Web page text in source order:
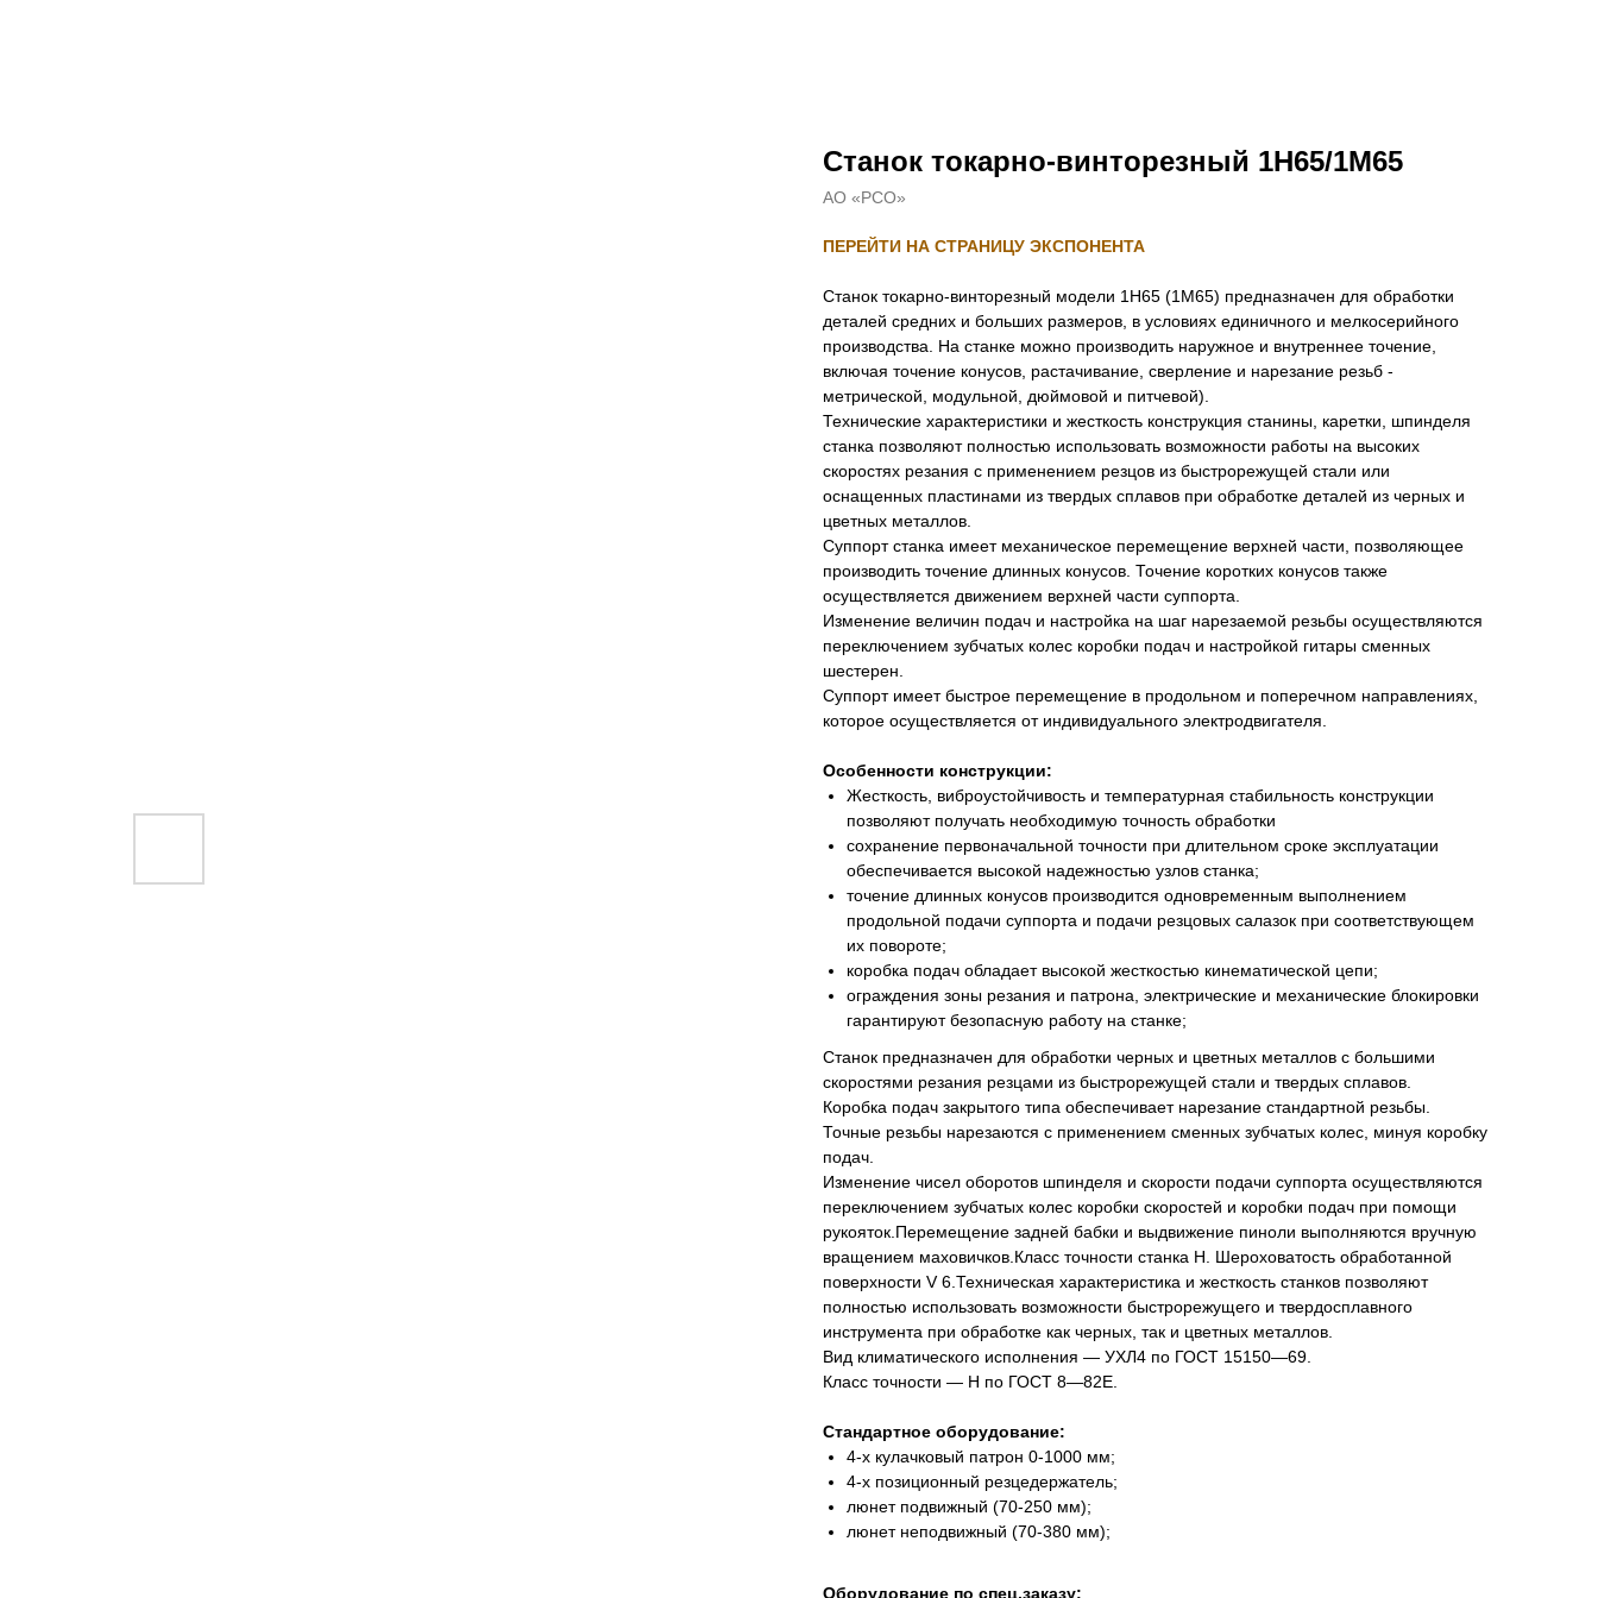
Станок токарно-винторезный 1Н65/1М65
АО «РСО»
ПЕРЕЙТИ НА СТРАНИЦУ ЭКСПОНЕНТА
Станок токарно-винторезный модели 1Н65 (1М65) предназначен для обработки
деталей средних и больших размеров, в условиях единичного и мелкосерийного
производства. На станке можно производить наружное и внутреннее точение,
включая точение конусов, растачивание, сверление и нарезание резьб -
метрической, модульной, дюймовой и питчевой).
Технические характеристики и жесткость конструкция станины, каретки, шпинделя
станка позволяют полностью использовать возможности работы на высоких
скоростях резания с применением резцов из быстрорежущей стали или
оснащенных пластинами из твердых сплавов при обработке деталей из черных и
цветных металлов.
Суппорт станка имеет механическое перемещение верхней части, позволяющее
производить точение длинных конусов. Точение коротких конусов также
осуществляется движением верхней части суппорта.
Изменение величин подач и настройка на шаг нарезаемой резьбы осуществляются
переключением зубчатых колес коробки подач и настройкой гитары сменных
шестерен.
Суппорт имеет быстрое перемещение в продольном и поперечном направлениях,
которое осуществляется от индивидуального электродвигателя.
Особенности конструкции:
Жесткость, виброустойчивость и температурная стабильность конструкции
позволяют получать необходимую точность обработки
сохранение первоначальной точности при длительном сроке эксплуатации
обеспечивается высокой надежностью узлов станка;
точение длинных конусов производится одновременным выполнением
продольной подачи суппорта и подачи резцовых салазок при соответствующем
их повороте;
коробка подач обладает высокой жесткостью кинематической цепи;
ограждения зоны резания и патрона, электрические и механические блокировки
гарантируют безопасную работу на станке;
Станок предназначен для обработки черных и цветных металлов с большими
скоростями резания резцами из быстрорежущей стали и твердых сплавов.
Коробка подач закрытого типа обеспечивает нарезание стандартной резьбы.
Точные резьбы нарезаются с применением сменных зубчатых колес, минуя коробку
подач.
Изменение чисел оборотов шпинделя и скорости подачи суппорта осуществляются
переключением зубчатых колес коробки скоростей и коробки подач при помощи
рукояток.Перемещение задней бабки и выдвижение пиноли выполняются вручную
вращением маховичков.Класс точности станка Н. Шероховатость обработанной
поверхности V 6.Техническая характеристика и жесткость станков позволяют
полностью использовать возможности быстрорежущего и твердосплавного
инструмента при обработке как черных, так и цветных металлов.
Вид климатического исполнения — УХЛ4 по ГОСТ 15150—69.
Класс точности — Н по ГОСТ 8—82Е.
Стандартное оборудование:
4-х кулачковый патрон 0-1000 мм;
4-х позиционный резцедержатель;
люнет подвижный (70-250 мм);
люнет неподвижный (70-380 мм);
Оборудование по спец.заказу: